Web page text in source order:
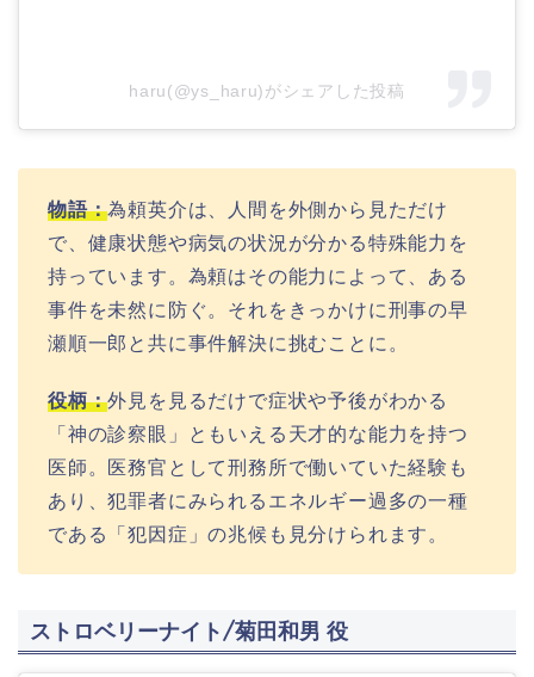
haru(@ys_haru)がシェアした投稿
物語：為頼英介は、人間を外側から見ただけ
で、健康状態や病気の状況が分かる特殊能力を
持っています。為頼はその能力によって、ある
事件を未然に防ぐ。それをきっかけに刑事の早
瀬順一郎と共に事件解決に挑むことに。
役柄：外見を見るだけで症状や予後がわかる
「神の診察眼」ともいえる天才的な能力を持つ
医師 。 医務官 として刑務所で働いていた経験も
あり
、犯罪者にみられるエネルギー過多の一種
である「犯因症」の兆候も見分けられます。
ストロベリーナイト/菊田和男 役